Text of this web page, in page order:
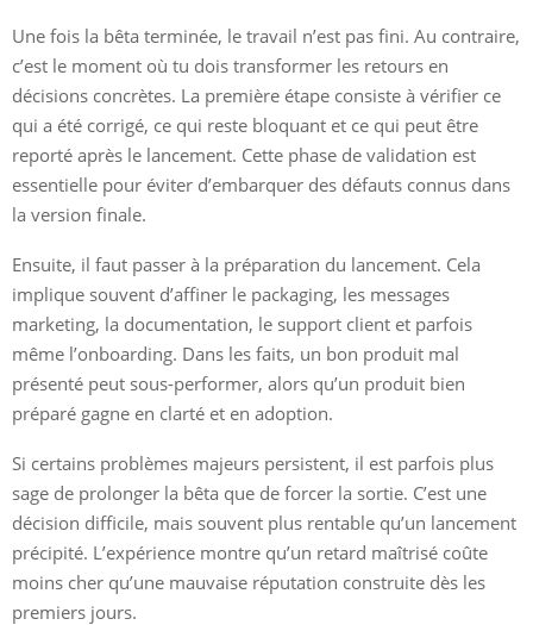
Une fois la bêta terminée, le travail n’est pas fini. Au contraire,
c’est le moment où tu dois transformer les retours en
décisions concrètes. La première étape consiste à vérifier ce
qui a été corrigé, ce qui reste bloquant et ce qui peut être
reporté après le lancement. Cette phase de validation est
essentielle pour éviter d’embarquer des défauts connus dans
la version finale.
Ensuite, il faut passer à la préparation du lancement. Cela
implique souvent d’affiner le packaging, les messages
marketing, la documentation, le support client et parfois
même l’onboarding. Dans les faits, un bon produit mal
présenté peut sous-performer, alors qu’un produit bien
préparé gagne en clarté et en adoption.
Si certains problèmes majeurs persistent, il est parfois plus
sage de prolonger la bêta que de forcer la sortie. C’est une
décision difficile, mais souvent plus rentable qu’un lancement
précipité. L’expérience montre qu’un retard maîtrisé coûte
moins cher qu’une mauvaise réputation construite dès les
premiers jours.